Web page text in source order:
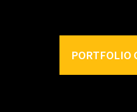
PORTFOLIO